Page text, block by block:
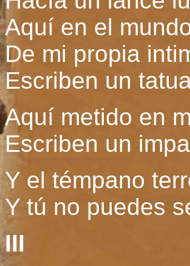
Aquí en el
De mi propia
Escriben un
Aquí metido en
Escriben un
Y el témpano
Y tú no puedes
III